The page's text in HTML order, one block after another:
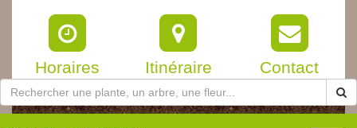
Horaires Itinéraire Contact